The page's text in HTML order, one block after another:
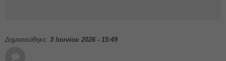
Δημοσιεύθηκε: 3 Ιουνίου 2026 - 15:49